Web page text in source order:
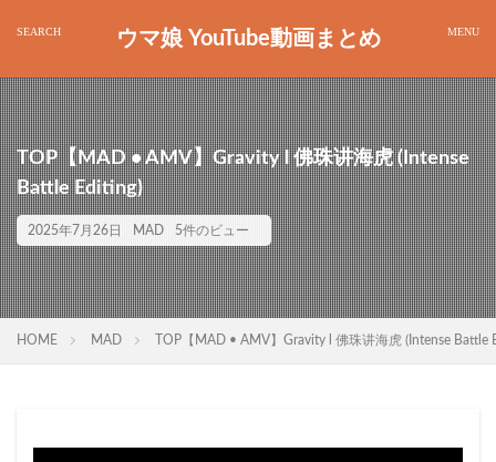
ウマ娘 YouTube動画まとめ
TOP【MAD • AMV】Gravity l 佛珠讲海虎 (Intense
Battle Editing)
2025年7月26日 MAD 5件のビュー
HOME MAD TOP【MAD • AMV】Gravity l 佛珠讲海虎 (Intense Battle